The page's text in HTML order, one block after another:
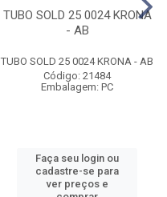
TUBO SOLD 25 0024 KRONA
- AB
TUBO SOLD 25 0024 KRONA - AB
Código: 21484
Embalagem: PC
Faça seu login ou
cadastre-se para
ver preços e